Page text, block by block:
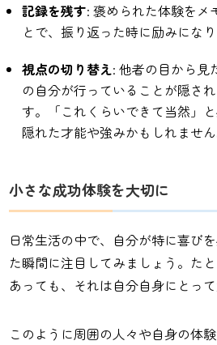
記録を残す: 褒められた体験をメ
とで、振り返った時に励みになり
視点の切り替え: 他者の目から見
の自分が行っていることが隠さ
す。「これくらいできて当然」
隠れた才能や強みかもしれません
小さな成功体験を大切に
日常生活の中で、自分が特に喜び
た瞬間に注目してみましょう。た
あっても、それは自分自身にとっ
このように周囲の人々や自身の体